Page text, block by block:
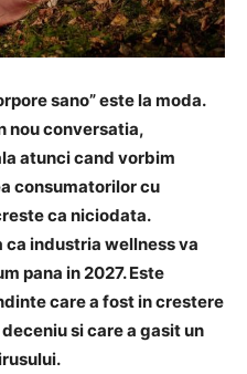
sano” este la moda.
nou conversatia,
atunci cand vorbim
consumatorilor cu
ca niciodata.
industria wellness va
pana in 2027. Este
care a fost in crestere
si care a gasit un